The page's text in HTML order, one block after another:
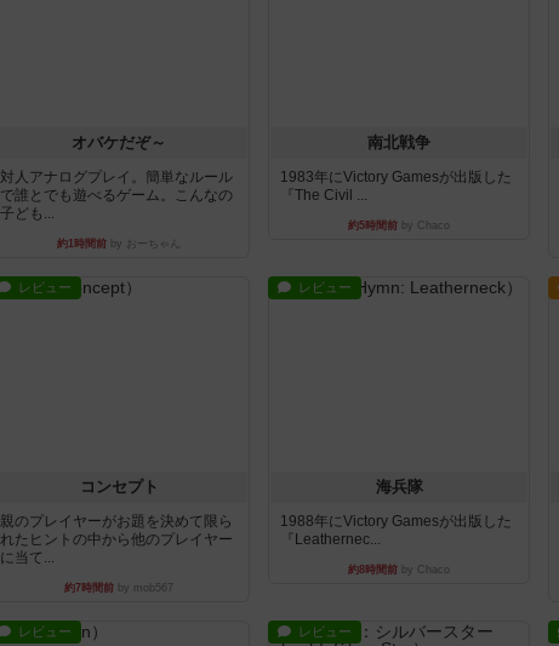
オバケだぞ～
対人アナログプレイ。簡単なルール
で誰とでも遊べるゲーム。こんなの
子ども...
約1時間前 by おーちゃん
南北戦争
1983年にVictory Gamesが出版した
『The Civil ...
約5時間前 by Chaco
レビュー
コンセプト
親のプレイヤーがお題を決めて限ら
れたヒントの中から他のプレイヤー
に当て...
約7時間前 by mob567
レビュー
海兵隊
1988年にVictory Gamesが出版した
『Leathernec...
約8時間前 by Chaco
レビュー レビュー